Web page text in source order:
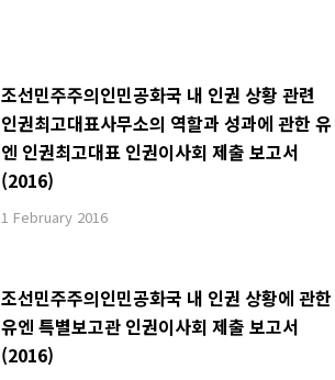
조선민주주의인민공화국 내 인권 상황 관련
인권최고대표사무소의 역할과 성과에 관한 유
엔 인권최고대표 인권이사회 제출 보고서
(2016)
1 February 2016
조선민주주의인민공화국 내 인권 상황에 관한
유엔 특별보고관 인권이사회 제출 보고서
(2016)